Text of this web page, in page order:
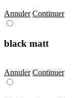
Annuler Continuer
black matt
Annuler Continuer